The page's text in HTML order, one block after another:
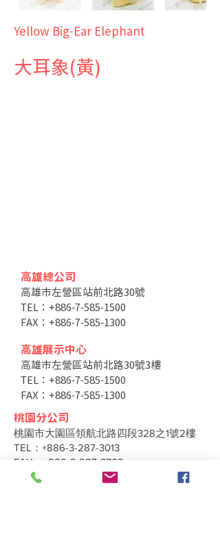
Yellow Big-Ear Elephant
大耳象(黃)
高雄總公司
高雄市左營區站前北路30號
TEL：+886-7-585-1500
FAX：+886-7-585-1300
高雄展示中心
高雄市左營區站前北路30號3樓
TEL：+886-7-585-1500
FAX：+886-7-585-1300
桃園分公司
桃園市大園區領航北路四段328之1號2樓
TEL：+886-3-287-3013
FAX：+886-3-287-3703
台中分公司